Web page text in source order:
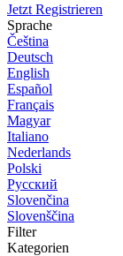
Jetzt Registrieren
Sprache
Čeština
Deutsch
English
Español
Français
Magyar
Italiano
Nederlands
Polski
Русский
Slovenčina
Slovenščina
Filter
Kategorien